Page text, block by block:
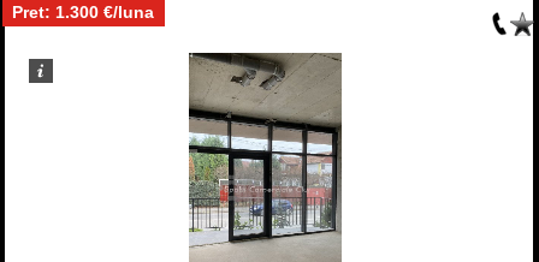
Pret: 1.300 €/luna